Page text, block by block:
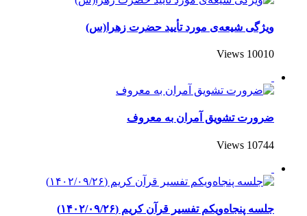
ویژگی‌ شیعه‌ی مورد تأیید حضرت زهرا(س)
10010 Views
ضرورت تشویق آمران به معروف
10744 Views
جلسه پنجاه‌ویکم تفسیر قرآن کریم (۱۴۰۲/۰۹/۲۶)